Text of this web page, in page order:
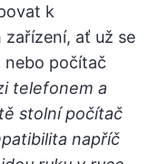
k
zařízení, ať už se
nebo počítač
telefonem a
stolní počítač
napříč